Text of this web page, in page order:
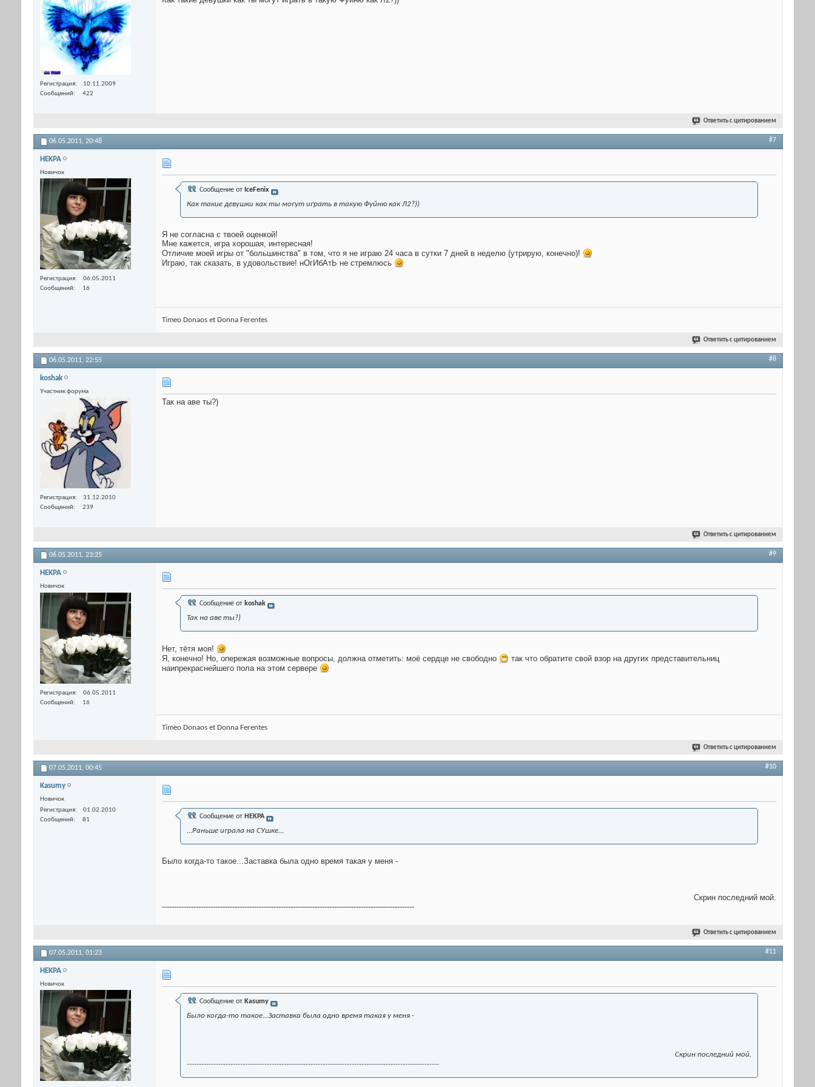
Регистрация
10.11.2009
Сообщений
422
Ответить с цитированием
06.05.2011, 20:48 #7
HEKPA
Новичок
Регистрация
06.05.2011
Сообщений
16
Сообщение от IceFenix
Как такие девушки как ты могут играть в такую Фуйню как Л2?))
Я не согласна с твоей оценкой!
Мне кажется, игра хорошая, интересная!
Отличие моей игры от "большинства" в том, что я не играю 24 часа в сутки 7 дней в неделю (утрирую, конечно)!
Играю, так сказать, в удовольствие! нОгИбАтЬ не стремлюсь
Timeo Donaos et Donna Ferentes
Ответить с цитированием
06.05.2011, 22:55 #8
koshak
Участник форума
Регистрация
31.12.2010
Сообщений
239
Так на аве ты?)
Ответить с цитированием
06.05.2011, 23:25 #9
HEKPA
Новичок
Регистрация
06.05.2011
Сообщений
16
Сообщение от koshak
Так на аве ты?)
Нет, тётя моя!
Я, конечно! Но, опережая возможные вопросы, должна отметить: моё сердце не свободно
так что обратите свой взор на других представительниц
наипрекраснейшего пола на этом сервере
Timeo Donaos et Donna Ferentes
Ответить с цитированием
07.05.2011, 00:45 #10
Kasumy
Новичок
Регистрация
01.02.2010
Сообщений
81 Сообщение от HEKPA
...Раньше играла на СУшке...
Было когда-то такое...Заставка была одно время такая у меня -
Скрин последний мой.
--------------------------------------------------------------------------------------------------------
Ответить с цитированием
07.05.2011, 01:23 #11
HEKPA
Новичок
Сообщение от Kasumy
Было когда-то такое...Заставка была одно время такая у меня -
Скрин последний мой.
--------------------------------------------------------------------------------------------------------